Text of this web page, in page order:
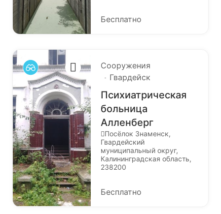
Бесплатно
Сооружения
Гвардейск
Психиатрическая
больница
Алленберг
Посёлок Знаменск,
Гвардейский
муниципальный округ,
Калининградская область,
238200
Бесплатно